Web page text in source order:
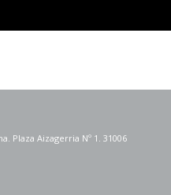
Plaza Aizagerria Nº 1. 31006